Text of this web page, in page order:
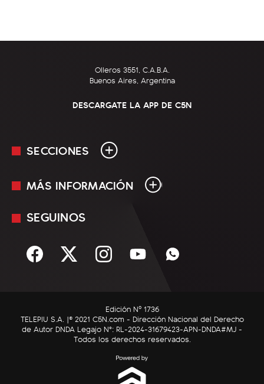
Olleros 3551, C.A.B.A.
Buenos Aires, Argentina
DESCARGATE LA APP DE C5N
SECCIONES
En Vivo
Sociedad
C5N Autos
RatingCero
MÁS INFORMACIÓN
Mediakit
Términos y condiciones
SEGUINOS
Edición Nº 1736
TELEPIU S.A. |© 2021 C5N.com - Dirección Nacional del Derecho
de Autor DNDA Legajo N°: RL-2024-31679423-APN-DNDA#MJ -
Todos los derechos reservados.